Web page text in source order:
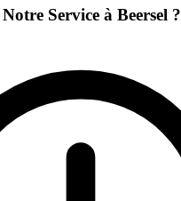
Service à Beersel ?